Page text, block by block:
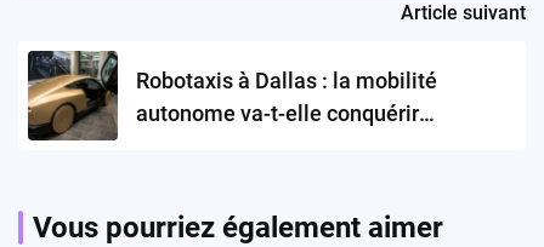
Article suivant
Robotaxis à Dallas : la mobilité
autonome va-t-elle conquérir
Vous pourriez également aimer